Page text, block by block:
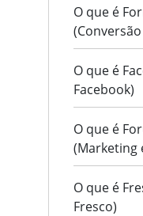
O que é
O que é
Facebook)
O que é
(Marketing
O que é
Fresco)